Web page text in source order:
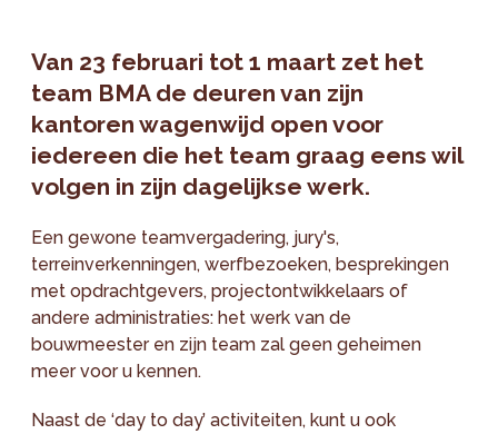
Van 23 februari tot 1 maart zet het
team BMA de deuren van zijn
kantoren wagenwijd open voor
iedereen die het team graag eens wil
volgen in zijn dagelijkse werk.
Een gewone teamvergadering, jury's,
terreinverkenningen, werfbezoeken, besprekingen
met opdrachtgevers, projectontwikkelaars of
andere administraties: het werk van de
bouwmeester en zijn team zal geen geheimen
meer voor u kennen.
Naast de ‘day to day’ activiteiten, kunt u ook